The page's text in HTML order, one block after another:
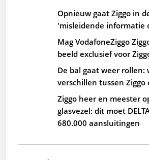
Opnieuw gaat Ziggo in
'misleidende informatie
Mag VodafoneZiggo
beeld exclusief voor
De bal gaat weer rollen:
verschillen tussen Ziggo
Ziggo heer en meester
glasvezel: dit moet
680.000 aansluitingen